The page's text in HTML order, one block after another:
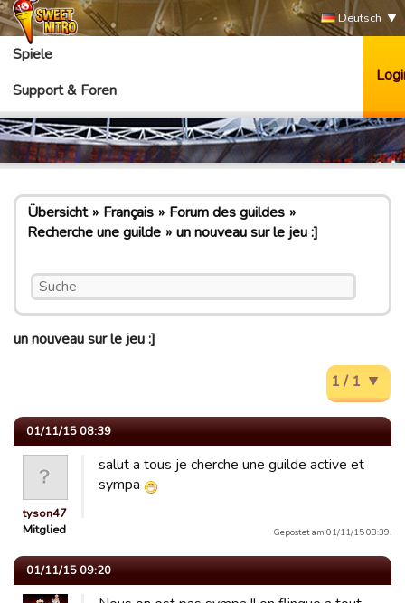
Deutsch
Spiele
Support & Foren
Übersicht Français
Forum des guildes
Recherche une guilde
un nouveau sur le jeu :]
un nouveau sur le jeu :]
1 / 1
01/11/15 08:39
tyson47
Mitglied
salut a tous je cherche une guilde active et
sympa
Gepostet am 01/11/15 08:39.
01/11/15 09:20